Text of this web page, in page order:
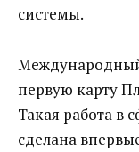
системы.
первую карту
Такая работа в
сделана